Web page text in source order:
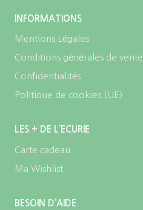
INFORMATIONS
Mentions Légales
Conditions générales de vente
Confidentialités
Politique de cookies (UE)
LES + DE L’ECURIE
Carte cadeau
Ma Wishlist
BESOIN D’AIDE